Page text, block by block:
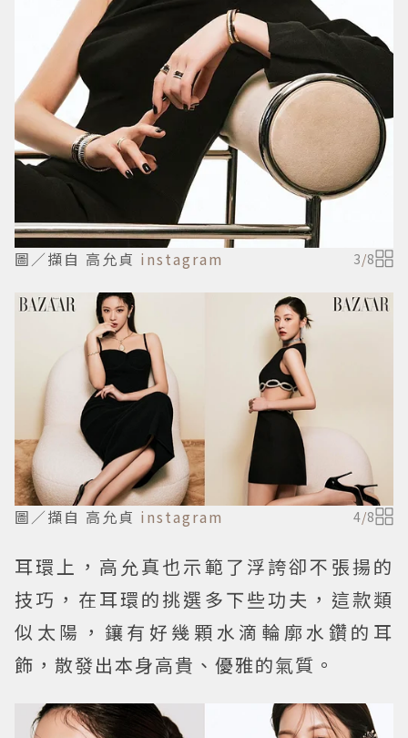
圖／擷自 高允貞 instagram 3/8
圖／擷自 高允貞 instagram 4/8
耳環上，高允真也示範了浮誇卻不張揚的
技巧，在耳環的挑選多下些功夫，這款類
似太陽，鑲有好幾顆水滴輪廓水鑽的耳
飾，散發出本身高貴、優雅的氣質。